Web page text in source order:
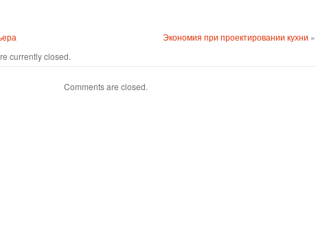
Экономия при проектировании кухни »
currently closed.
Comments are closed.